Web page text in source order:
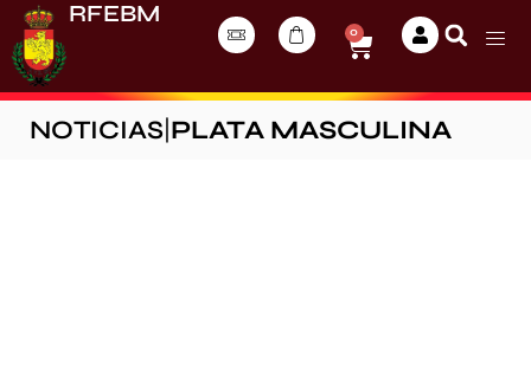
RFEBM
0
NOTICIAS PLATA MASCULINA